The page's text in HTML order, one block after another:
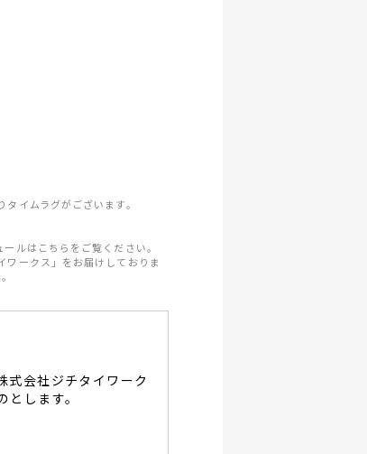
イムラグがございます。
ルはこちらをご覧ください。
ークス」をお届けしておりま
式会社ジチタイワーク
します。